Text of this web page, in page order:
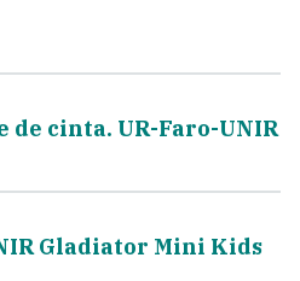
cinta. UR-Faro-UNIR
Gladiator Mini Kids